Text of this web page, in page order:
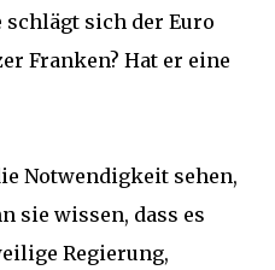
schlägt sich der Euro
Franken? Hat er eine
Notwendigkeit sehen,
sie wissen, dass es
Regierung,